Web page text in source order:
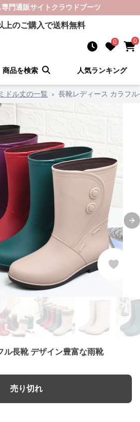
専門通販サイト クラウドブーツ
上のご購入で送料無料
0 0
商品を検索 人気ランキング
ミドル丈の一覧 › 長靴レディース カラフ
ル長靴 デザイン豊富な雨靴
売り切れ